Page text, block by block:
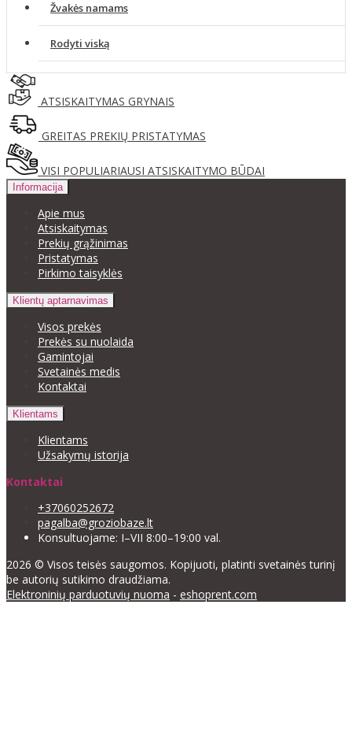
Žvakės namams
Rodyti viską
ATSISKAITYMAS GRYNAIS
GREITAS PREKIŲ PRISTATYMAS
VISI POPULIARIAUSI ATSISKAITYMO BŪDAI
Informacija
Apie mus
Atsiskaitymas
Prekių grąžinimas
Pristatymas
Pirkimo taisyklės
Klientų aptarnavimas
Visos prekės
Prekės su nuolaida
Gamintojai
Svetainės medis
Kontaktai
Klientams
Klientams
Užsakymų istorija
Kontaktai
+37060252672
pagalba@groziobaze.lt
Konsultuojame: I–VII 8:00–19:00 val.
2026 © Visos teisės saugomos. Kopijuoti, platinti svetainės turinį
be autorių sutikimo draudžiama.
Elektroninių parduotuvių nuoma - eshoprent.com